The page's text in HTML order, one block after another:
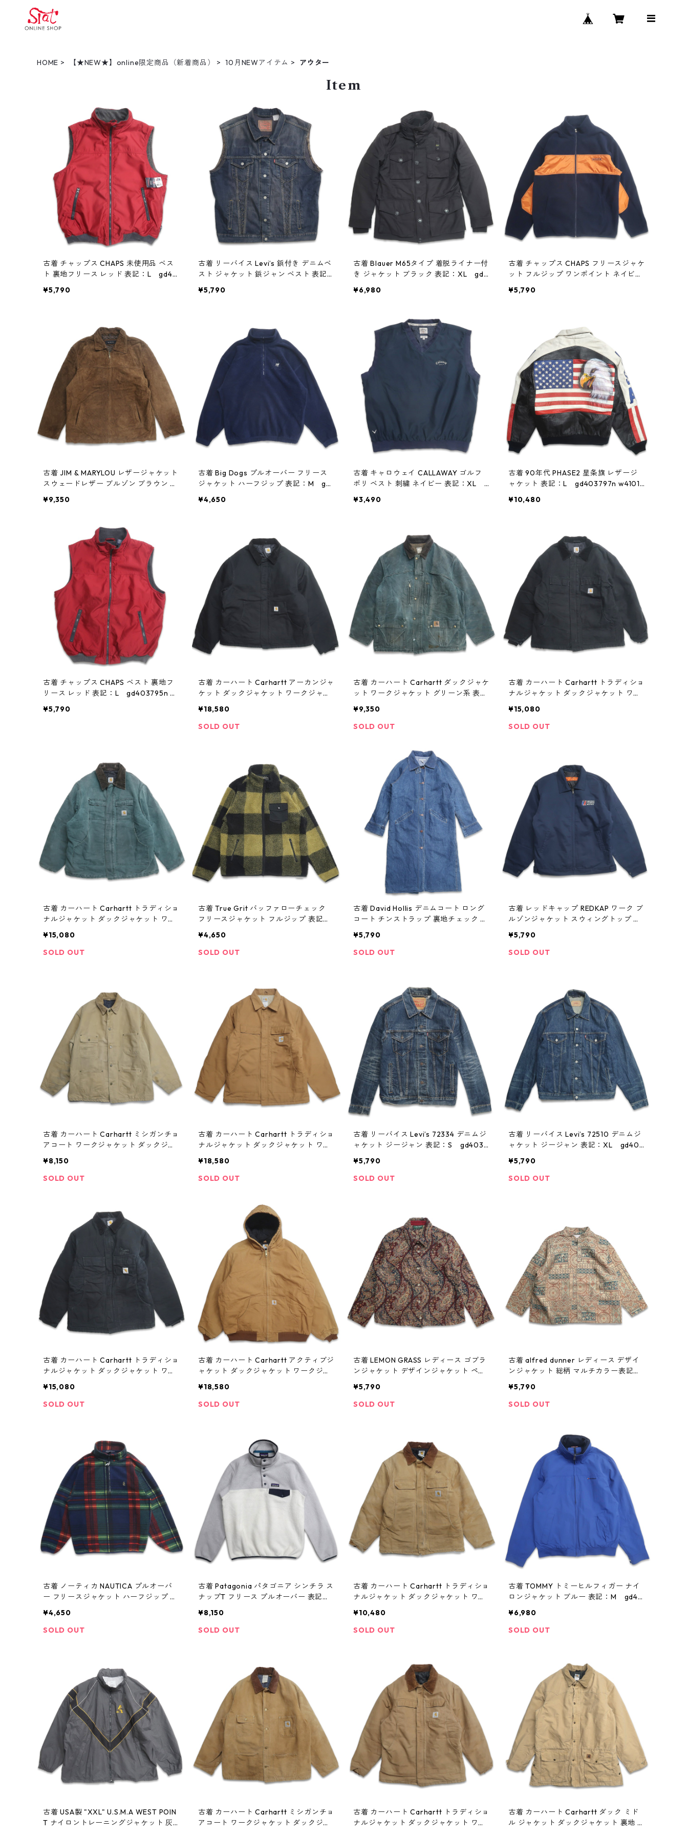
HOME 【★NEW★】online限定商品（新着商品） 10月NEWアイテム アウター
Item
古着 チャップス CHAPS 未使用品 ベス
ト 裏地フリース レッド 表記：L gd40
¥5,790
古着 リーバイス Levi’s 鋲付き デニムベ
スト ジャケット 鋲ジャン ベスト 表記：
¥5,790
古着 Blauer M65タイプ 着脱ライナー付
き ジャケット ブラック 表記：XL gd4
¥6,980
古着 チャップス CHAPS フリースジャケ
ット フルジップ ワンポイント ネイビー
¥5,790
古着 JIM & MARYLOU レザージャケット
スウェードレザー ブルゾン ブラウン 表
¥9,350
古着 Big Dogs プルオーバー フリース
ジャケット ハーフジップ 表記：M gd
¥4,650
古着 キャロウェイ CALLAWAY ゴルフ
ポリ ベスト 刺繍 ネイビー 表記：XL g
¥3,490
古着 90年代 PHASE2 星条旗 レザージ
ャケット 表記：L gd403797n w4101
¥10,480
古着 チャップス CHAPS ベスト 裏地フ
リース レッド 表記：L gd403795n w
¥5,790
古着 カーハート Carhartt アーカンジャ
ケット ダックジャケット ワークジャケ
852n w41025
¥18,580
SOLD OUT
古着 カーハート Carhartt ダックジャケ
ット ワークジャケット グリーン系 表
¥9,350
SOLD OUT
古着 カーハート Carhartt トラディショ
ナルジャケット ダックジャケット ワー
03827n w41019
¥15,080
SOLD OUT
古着 カーハート Carhartt トラディショ
ナルジャケット ダックジャケット ワー
41021
¥15,080
SOLD OUT
古着 True Grit バッファローチェック
フリースジャケット フルジップ 表記：
¥4,650
SOLD OUT
古着 David Hollis デニムコート ロング
コート チンストラップ 裏地チェック 表
¥5,790
SOLD OUT
古着 レッドキャップ REDKAP ワーク ブ
ルゾンジャケット スウィングトップ 裏
w41024
¥5,790
SOLD OUT
古着 カーハート Carhartt ミシガンチョ
アコート ワークジャケット ダックジャ
記：-- gd403851n w41025
¥8,150
SOLD OUT
古着 カーハート Carhartt トラディショ
ナルジャケット ダックジャケット ワー
n w41016
¥18,580
SOLD OUT
古着 リーバイス Levi’s 72334 デニムジ
ャケット ジージャン 表記：S gd4038
¥5,790
SOLD OUT
古着 リーバイス Levi’s 72510 デニムジ
ャケット ジージャン 表記：XL gd403
¥5,790
SOLD OUT
古着 カーハート Carhartt トラディショ
ナルジャケット ダックジャケット ワー
gd403861n w41027
¥15,080
SOLD OUT
古着 カーハート Carhartt アクティブジ
ャケット ダックジャケット ワークジャ
記：2XL TALL gd403862n w41027
¥18,580
SOLD OUT
古着 LEMON GRASS レディース ゴブラ
ンジャケット デザインジャケット ペイ
403839n w41028
¥5,790
SOLD OUT
古着 alfred dunner レディース デザイ
ンジャケット 総柄 マルチカラー表記：-
¥5,790
SOLD OUT
古着 ノーティカ NAUTICA プルオーバ
ー フリースジャケット ハーフジップ チ
¥4,650
SOLD OUT
古着 Patagonia パタゴニア シンチラ ス
ナップT フリース プルオーバー 表記：S
¥8,150
SOLD OUT
古着 カーハート Carhartt トラディショ
ナルジャケット ダックジャケット ワー
03800n w41011
¥10,480
SOLD OUT
古着 TOMMY トミーヒルフィガー ナイ
ロンジャケット ブルー 表記：M gd40
¥6,980
SOLD OUT
古着 USA製 "XXL" U.S.M.A WEST POIN
T ナイロントレーニングジャケット 灰
古着 カーハート Carhartt ミシガンチョ
アコート ワークジャケット ダックジャ
古着 カーハート Carhartt トラディショ
ナルジャケット ダックジャケット ワー
古着 カーハート Carhartt ダック ミド
ル ジャケット ダックジャケット 裏地 ブ